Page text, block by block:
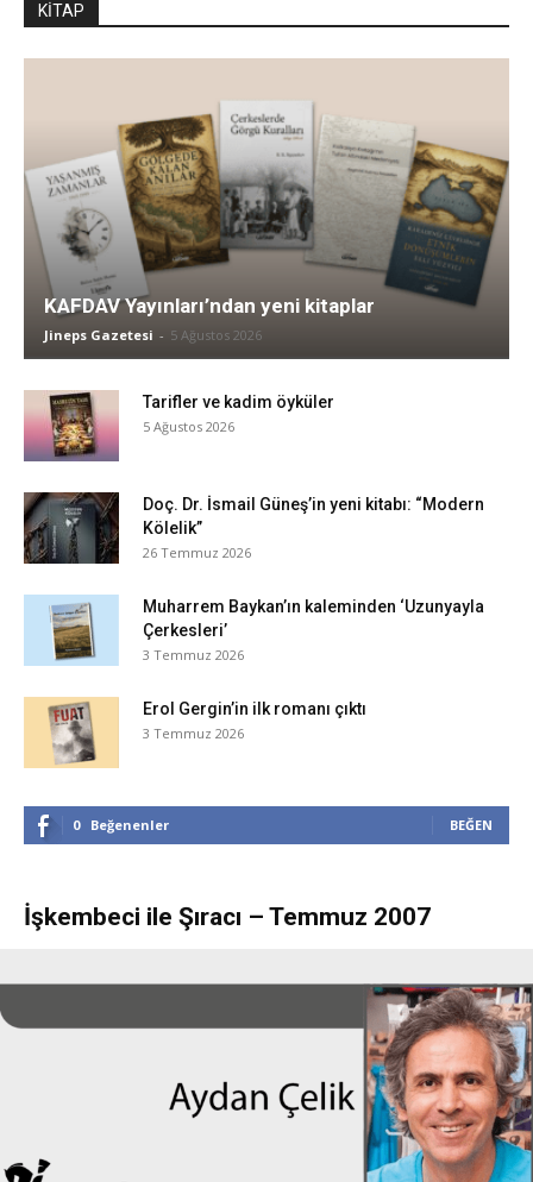
KİTAP
KAFDAV Yayınları’ndan yeni kitaplar
Jineps Gazetesi - 5 Ağustos 2026
Tarifler ve kadim öyküler
5 Ağustos 2026
Doç. Dr. İsmail Güneş’in yeni kitabı: “Modern
Kölelik”
26 Temmuz 2026
Muharrem Baykan’ın kaleminden ‘Uzunyayla
Çerkesleri’
3 Temmuz 2026
Erol Gergin’in ilk romanı çıktı
3 Temmuz 2026
0 Beğenenler BEĞEN
İşkembeci ile Şıracı – Temmuz 2007